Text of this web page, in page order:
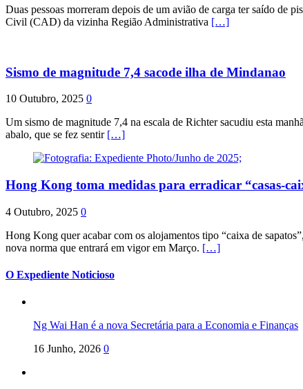
Duas pessoas morreram depois de um avião de carga ter saído de
Civil (CAD) da vizinha Região Administrativa […]
Sismo de magnitude 7,4 sacode ilha de Mindanao
10 Outubro, 2025 0
Um sismo de magnitude 7,4 na escala de Richter sacudiu esta
abalo, que se fez sentir […]
Hong Kong toma medidas para erradicar “casas-
4 Outubro, 2025 0
Hong Kong quer acabar com os alojamentos tipo “caixa de
nova norma que entrará em vigor em Março. […]
O Expediente Noticioso
Ng Wai Han é a nova Secretária para a Economia e Finanças
16 Junho, 2026 0